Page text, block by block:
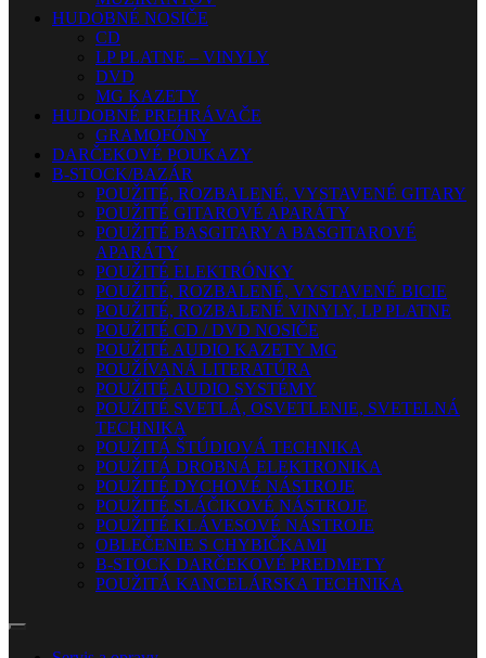
HUDOBNÉ NOSIČE
CD
LP PLATNE – VINYLY
DVD
MG KAZETY
HUDOBNÉ PREHRÁVAČE
GRAMOFÓNY
DARČEKOVÉ POUKAZY
B-STOCK/BAZÁR
POUŽITÉ, ROZBALENÉ, VYSTAVENÉ GITARY
POUŽITÉ GITAROVÉ APARÁTY
POUŽITÉ BASGITARY A BASGITAROVÉ
APARÁTY
POUŽITÉ ELEKTRÓNKY
POUŽITÉ, ROZBALENÉ, VYSTAVENÉ BICIE
POUŽITÉ, ROZBALENÉ VINYLY, LP PLATNE
POUŽITÉ CD / DVD NOSIČE
POUŽITÉ AUDIO KAZETY MG
POUŽÍVANÁ LITERATÚRA
POUŽITÉ AUDIO SYSTÉMY
POUŽITÉ SVETLÁ, OSVETLENIE, SVETELNÁ
TECHNIKA
POUŽITÁ ŠTÚDIOVÁ TECHNIKA
POUŽITÁ DROBNÁ ELEKTRONIKA
POUŽITÉ DYCHOVÉ NÁSTROJE
POUŽITÉ SLÁČIKOVÉ NÁSTROJE
POUŽITÉ KLÁVESOVÉ NÁSTROJE
OBLEČENIE S CHYBIČKAMI
B-STOCK DARČEKOVÉ PREDMETY
POUŽITÁ KANCELÁRSKA TECHNIKA